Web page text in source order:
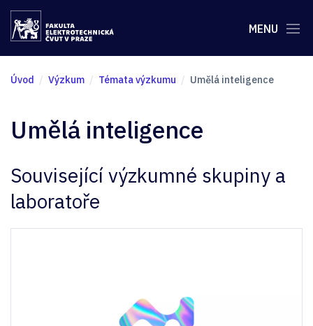
MENU
Úvod Výzkum Témata výzkumu Umělá inteligence
Umělá inteligence
Související výzkumné skupiny a
laboratoře